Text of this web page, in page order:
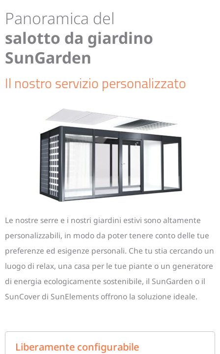
Panoramica del
salotto da giardino
SunGarden
Il nostro servizio personalizzato
Le nostre serre e i nostri giardini estivi sono altamente
personalizzabili, in modo da poter tenere conto delle tue
preferenze ed esigenze personali. Che tu stia cercando un
luogo di relax, una casa per le tue piante o un generatore
di energia ecologicamente sostenibile, il SunGarden o il
SunCover di SunElements offrono la soluzione ideale.
Liberamente configurabile